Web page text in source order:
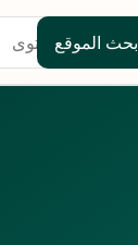
بحث الموقع